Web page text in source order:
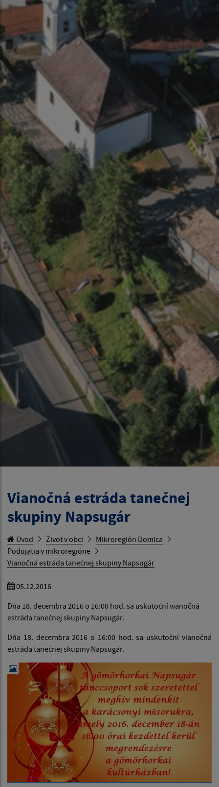
Vianočná estráda tanečnej
skupiny Napsugár
Úvod Život v obci
Mikroregión Domica
Podujatia v mikroregióne
Vianočná estráda tanečnej skupiny Napsugár
05.12.2016
Dňa 18. decembra 2016 o 16:00 hod. sa uskutoční vianočná
estráda tanečnej skupiny Napsugár.
Dňa 18. decembra 2016 o 16:00 hod. sa uskutoční vianočná
estráda tanečnej skupiny Napsugár.